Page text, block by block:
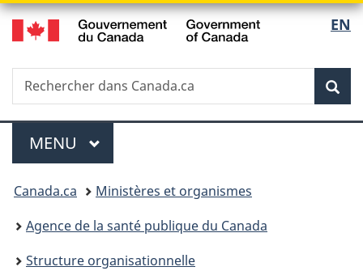
de
la
EN
Recherche
Rechercher
dans
Menu
MENU PRINCIPAL
Vous
êtes
ici :
Canada.ca
Ministères et organismes
Agence de la santé publique du Canada
Structure organisationnelle